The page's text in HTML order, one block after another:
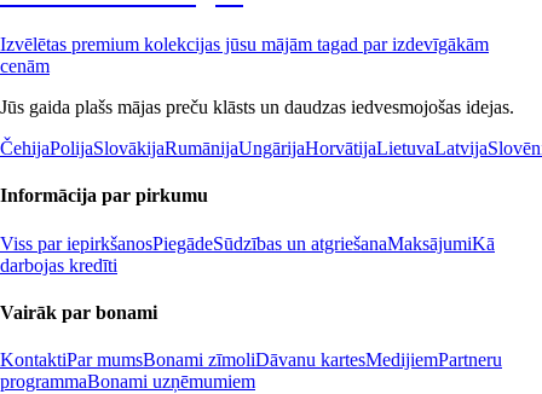
Izvēlētas premium kolekcijas jūsu mājām tagad par izdevīgākām
cenām
Jūs gaida plašs mājas preču klāsts un daudzas iedvesmojošas idejas.
ČehijaPolijaSlovākijaRumānijaUngārijaHorvātijaLietuvaLatvija
Informācija par pirkumu
Viss par iepirkšanosPiegādeSūdzības un atgriešanaMaksājumiKā
darbojas kredīti
Vairāk par bonami
KontaktiPar mumsBonami zīmoliDāvanu kartesMedijiemPartneru
programmaBonami uzņēmumiem